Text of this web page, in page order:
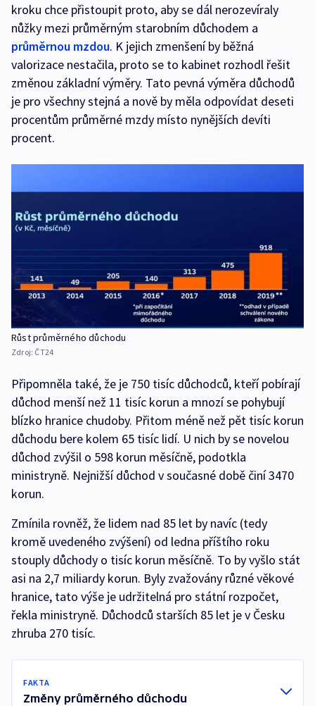
kroku chce přistoupit proto, aby se dál nerozevíraly
nůžky mezi průměrným starobním důchodem a
průměrnou mzdou. K jejich zmenšení by běžná
valorizace nestačila, proto se to kabinet rozhodl řešit
změnou základní výměry. Tato pevná výměra důchodů
je pro všechny stejná a nově by měla odpovídat deseti
procentům průměrné mzdy místo nynějších devíti
procent.
Růst průměrného důchodu
Zdroj: ČT24
Připomněla také, že je 750 tisíc důchodců, kteří pobírají
důchod menší než 11 tisíc korun a mnozí se pohybují
blízko hranice chudoby. Přitom méně než pět tisíc korun
důchodu bere kolem 65 tisíc lidí. U nich by se novelou
důchod zvýšil o 598 korun měsíčně, podotkla
ministryně. Nejnižší důchod v současné době činí 3470
korun.
Zmínila rovněž, že lidem nad 85 let by navíc (tedy
kromě uvedeného zvýšení) od ledna příštího roku
stouply důchody o tisíc korun měsíčně. To by vyšlo stát
asi na 2,7 miliardy korun. Byly zvažovány různé věkové
hranice, tato výše je udržitelná pro státní rozpočet,
řekla ministryně. Důchodců starších 85 let je v Česku
zhruba 270 tisíc.
FAKTA
Změny průměrného důchodu